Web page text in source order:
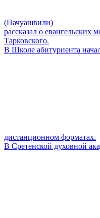
(Пачуашвили)
рассказал о евангельских
Тарковского.
В Школе абитуриента
дистанционном форматах.
В Сретенской духовной